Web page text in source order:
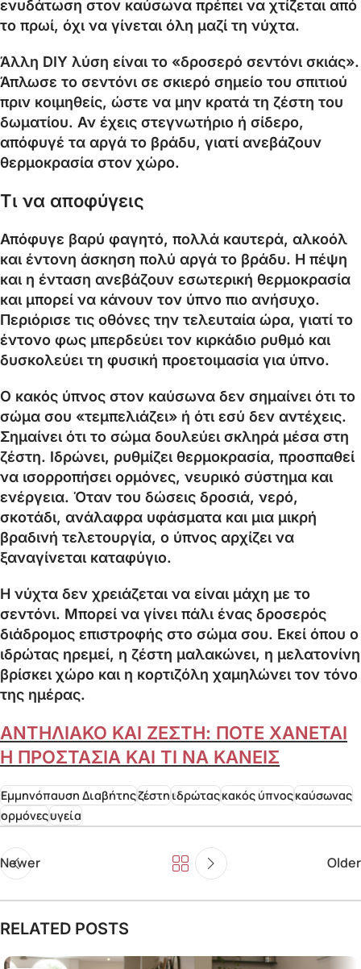
ενυδάτωση στον καύσωνα πρέπει να χτίζεται από
το πρωί, όχι να γίνεται όλη μαζί τη νύχτα.
Άλλη DIY λύση είναι το «δροσερό σεντόνι σκιάς».
Άπλωσε το σεντόνι σε σκιερό σημείο του σπιτιού
πριν κοιμηθείς, ώστε να μην κρατά τη ζέστη του
δωματίου. Αν έχεις στεγνωτήριο ή σίδερο,
απόφυγέ τα αργά το βράδυ, γιατί ανεβάζουν
θερμοκρασία στον χώρο.
Τι να αποφύγεις
Απόφυγε βαρύ φαγητό, πολλά καυτερά, αλκοόλ
και έντονη άσκηση πολύ αργά το βράδυ. Η πέψη
και η ένταση ανεβάζουν εσωτερική θερμοκρασία
και μπορεί να κάνουν τον ύπνο πιο ανήσυχο.
Περιόρισε τις οθόνες την τελευταία ώρα, γιατί το
έντονο φως μπερδεύει τον κιρκάδιο ρυθμό και
δυσκολεύει τη φυσική προετοιμασία για ύπνο.
Ο κακός ύπνος στον καύσωνα δεν σημαίνει ότι το
σώμα σου «τεμπελιάζει» ή ότι εσύ δεν αντέχεις.
Σημαίνει ότι το σώμα δουλεύει σκληρά μέσα στη
ζέστη. Ιδρώνει, ρυθμίζει θερμοκρασία, προσπαθεί
να ισορροπήσει ορμόνες, νευρικό σύστημα και
ενέργεια. Όταν του δώσεις δροσιά, νερό,
σκοτάδι, ανάλαφρα υφάσματα και μια μικρή
βραδινή τελετουργία, ο ύπνος αρχίζει να
ξαναγίνεται καταφύγιο.
Η νύχτα δεν χρειάζεται να είναι μάχη με το
σεντόνι. Μπορεί να γίνει πάλι ένας δροσερός
διάδρομος επιστροφής στο σώμα σου. Εκεί όπου ο
ιδρώτας ηρεμεί, η ζέστη μαλακώνει, η μελατονίνη
βρίσκει χώρο και η κορτιζόλη χαμηλώνει τον τόνο
της ημέρας.
ΑΝΤΗΛΙΑΚΟ ΚΑΙ ΖΕΣΤΗ: ΠΟΤΕ ΧΑΝΕΤΑΙ
Η ΠΡΟΣΤΑΣΙΑ ΚΑΙ ΤΙ ΝΑ ΚΑΝΕΙΣ
Εμμηνόπαυση Διαβήτηςζέστηιδρώταςκακός ύπνοςκαύσωνας
ορμόνεςυγεία
Newer Older
RELATED POSTS